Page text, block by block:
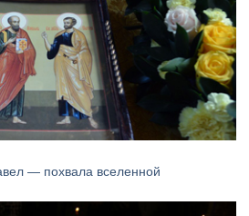
— похвала вселенной